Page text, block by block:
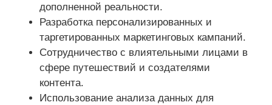
дополненной реальности.
Разработка персонализированных и
таргетированных маркетинговых кампаний.
Сотрудничество с влиятельными лицами в
сфере путешествий и создателями
контента.
Использование анализа данных для